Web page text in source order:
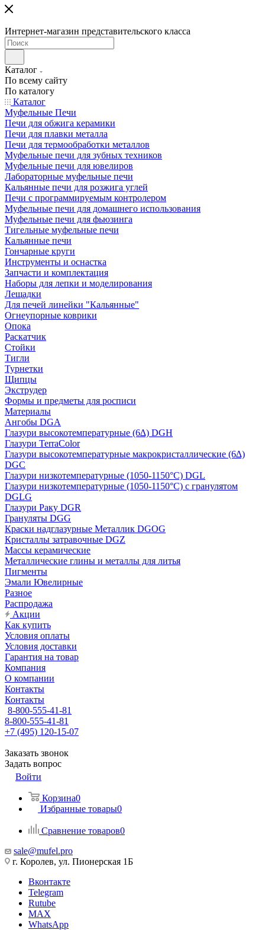
Интернет-магазин представительского класса
Каталог
По всему сайту
По каталогу
Каталог
Муфельные Печи
Печи для обжига керамики
Печи для плавки металла
Печи для термообработки металлов
Муфельные печи для зубных техников
Муфельные печи для ювелиров
Лабораторные муфельные печи
Кальянные печи для розжига углей
Печи с программируемым контролером
Муфельные печи для домашнего использования
Муфельные печи для фьюзинга
Тигельные муфельные печи
Кальянные печи
Гончарные круги
Инструменты и оснастка
Запчасти и комплектация
Наборы для лепки и моделирования
Лещадки
Для печей линейки "Кальянные"
Огнеупорные коврики
Опока
Раскатчик
Стойки
Тигли
Турнетки
Щипцы
Экструдер
Формы и предметы для росписи
Материалы
Ангобы DGA
Глазури высокотемпературные (6∆) DGH
Глазури TerraColor
Глазури высокотемпературные макрокристаллические (6∆)
DGC
Глазури низкотемпературные (1050-1150°С) DGL
Глазури низкотемпературные (1050-1150°С) с гранулятом
DGLG
Глазури Раку DGR
Грануляты DGG
Краски надглазурные Металлик DGOG
Кристаллы затравочные DGZ
Массы керамические
Металлические глины и металлы для литья
Пигменты
Эмали Ювелирные
Разное
Распродажа
Акции
Как купить
Условия оплаты
Условия доставки
Гарантия на товар
Компания
О компании
Контакты
Контакты
8-800-555-41-81
8-800-555-41-81
+7 (495) 120-15-07
Заказать звонок
Задать вопрос
Войти
Корзина0
Избранные товары0
Сравнение товаров0
sale@mufel.pro
г. Королев, ул. Пионерская 1Б
Вконтакте
Telegram
Rutube
MAX
WhatsApp